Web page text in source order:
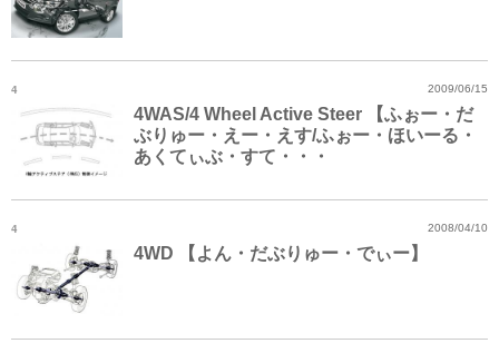
4 2009/06/15
4WAS/4 Wheel Active Steer 【ふぉー・だ
ぶりゅー・えー・えす/ふぉー・ほいーる・
あくてぃぶ・すて・・・
4 2008/04/10
4WD 【よん・だぶりゅー・でぃー】